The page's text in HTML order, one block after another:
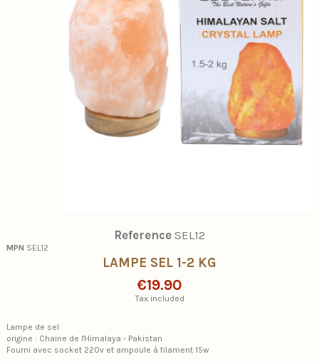
Reference SEL12
MPN SEL12
LAMPE SEL 1-2 KG
€19.90
Tax included
Lampe de sel
origine : Chaine de l'Himalaya - Pakistan
Fourni avec socket 220v et ampoule à filament 15w